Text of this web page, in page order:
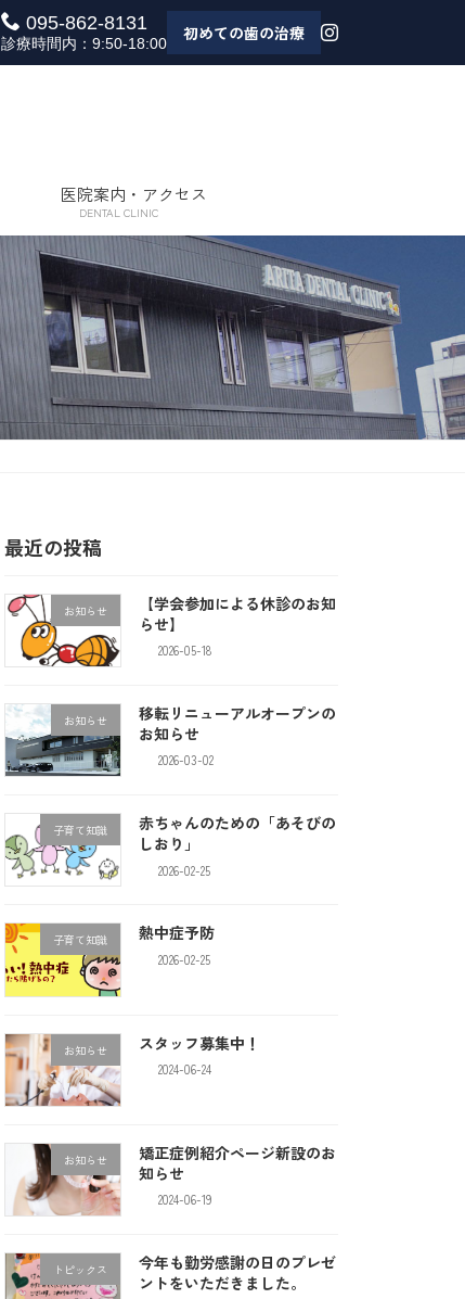
095-862-8131
診療時間内：9:50-18:00 初めての歯の治療
医院案内・アクセス
DENTAL CLINIC
最近の投稿
お知らせ
【学会参加による休診のお知
らせ】
2026-05-18
お知らせ
移転リニューアルオープンの
お知らせ
2026-03-02
子育て知識
赤ちゃんのための「あそびの
しおり」
2026-02-25
子育て知識 熱中症予防
2026-02-25
お知らせ スタッフ募集中！
2024-06-24
お知らせ
矯正症例紹介ページ新設のお
知らせ
2024-06-19
トピックス
今年も勤労感謝の日のプレゼ
ントをいただきました。